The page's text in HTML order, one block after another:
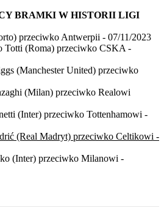
BRAMKI W HISTORII LIGI
przeciwko Antwerpii - 07/11/2023
Totti (Roma) przeciwko CSKA -
(Manchester United) przeciwko
(Milan) przeciwko Realowi
(Inter) przeciwko Tottenhamowi -
(Real Madryt) przeciwko Celtikowi -
(Inter) przeciwko Milanowi -